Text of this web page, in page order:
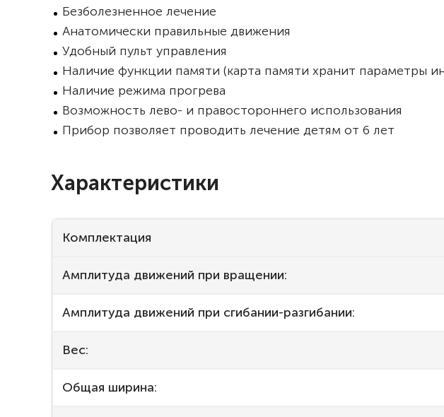
Безболезненное лечение
Анатомически правильные движения
Удобный пульт управления
Наличие функции памяти (карта памяти хранит параметры
Наличие режима прогрева
Возможность лево- и правостороннего использования
Прибор позволяет проводить лечение детям от 6 лет
Характеристики
Комплектация
Амплитуда движений при вращении:
Амплитуда движений при сгибании-разгибании:
Вес:
Общая ширина: